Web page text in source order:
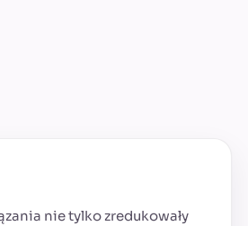
nie tylko zredukowały